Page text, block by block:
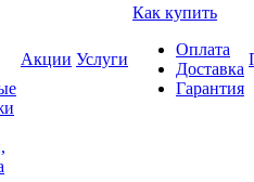
Акции Услуги
Как купить
Оплата
Доставка
Гарантия